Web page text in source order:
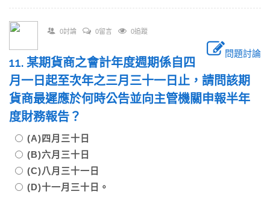
0討論 0留言 0追蹤
問題討論
11. 某期貨商之會計年度週期係自四
月一日起至次年之三月三十一日止，請問該期
貨商最遲應於何時公告並向主管機關申報半年
度財務報告？
(A)四月三十日
(B)六月三十日
(C)八月三十一日
(D)十一月三十日。